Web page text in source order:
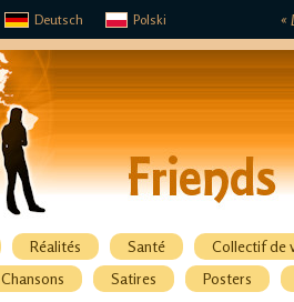
«
Deutsch Polski
Réalités Santé
Collectif de
Chansons Satires Posters